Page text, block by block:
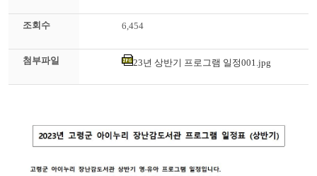
조회수 6,454
첨부파일 23년 상반기 프로그램 일정001.jpg